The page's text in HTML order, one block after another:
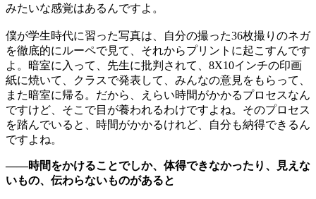
みたいな感覚はあるんですよ。
僕が学生時代に習った写真は、自分の撮った36枚撮りのネガ
を徹底的にルーペで見て、それからプリントに起こすんです
よ。暗室に入って、先生に批判されて、8X10インチの印画
紙に焼いて、クラスで発表して、みんなの意見をもらって、
また暗室に帰る。だから、えらい時間がかかるプロセスなん
ですけど、そこで目が養われるわけですよね。そのプロセス
を踏んでいると、時間がかかるけれど、自分も納得できるん
ですよね。
——時間をかけることでしか、体得できなかったり、見えな
いもの、伝わらないものがあると